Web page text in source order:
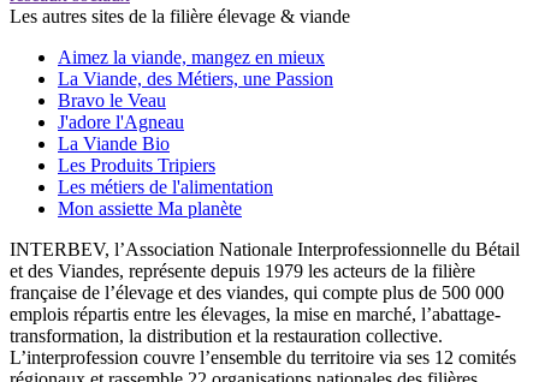
Les autres sites de la filière élevage & viande
Aimez la viande, mangez en mieux
La Viande, des Métiers, une Passion
Bravo le Veau
J'adore l'Agneau
La Viande Bio
Les Produits Tripiers
Les métiers de l'alimentation
Mon assiette Ma planète
INTERBEV, l’Association Nationale Interprofessionnelle du Bétail
et des Viandes, représente depuis 1979 les acteurs de la filière
française de l’élevage et des viandes, qui compte plus de 500 000
emplois répartis entre les élevages, la mise en marché, l’abattage-
transformation, la distribution et la restauration collective.
L’interprofession couvre l’ensemble du territoire via ses 12 comités